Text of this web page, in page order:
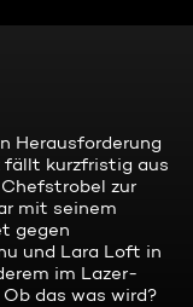
Herausforderung
fällt kurzfristig aus
zur
mit seinem
gegen
und Lara Loft in
im Lazer-
das was wird?